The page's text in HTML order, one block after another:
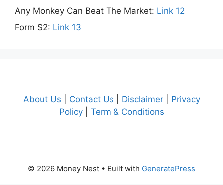
Any Monkey Can Beat The Market: Link 12
Form S2: Link 13
About Us Contact Us Disclaimer| Privacy
Policy| Term & Conditions
© 2026 Money Nest • Built with GeneratePress